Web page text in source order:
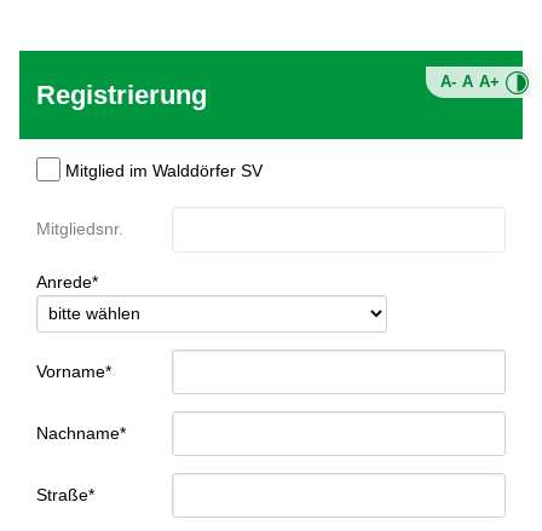
A- A A+
Registrierung
Mitglied im Walddörfer SV
Mitgliedsnr.
Anrede*
Vorname*
Nachname*
Straße*